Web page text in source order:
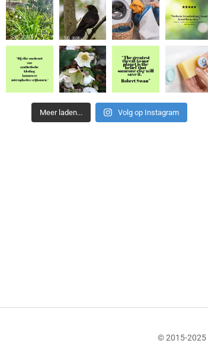
Meer laden... Volg op Instagram
© 2015-2025